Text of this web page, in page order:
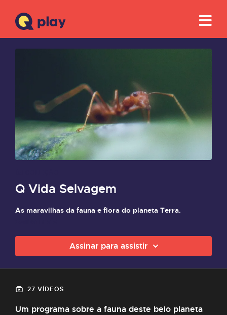
Q Vida Selvagem
As maravilhas da fauna e flora do planeta Terra.
Assinar para assistir
27 VÍDEOS
Um programa sobre a fauna deste belo planeta